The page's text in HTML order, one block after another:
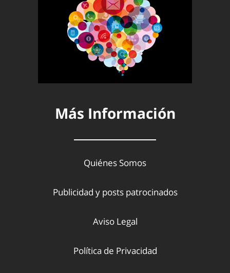
Más Información
Quiénes Somos
Publicidad y posts patrocinados
Aviso Legal
Política de Privacidad